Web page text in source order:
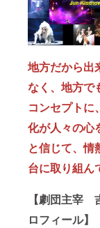
地方だから出
なく、地方で
コンセプトに
化が人々の心
と信じて、情
台に取り組ん
【劇団主宰
ロフィール】